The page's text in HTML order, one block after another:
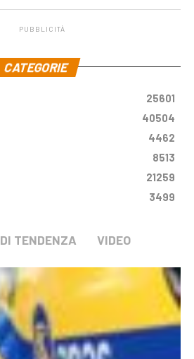
PUBBLICITÀ
CATEGORIE
25601
40504
4462
8513
21259
3499
DI TENDENZA VIDEO